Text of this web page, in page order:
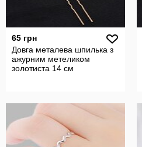
65 грн
Довга металева шпилька з
ажурним метеликом
золотиста 14 см